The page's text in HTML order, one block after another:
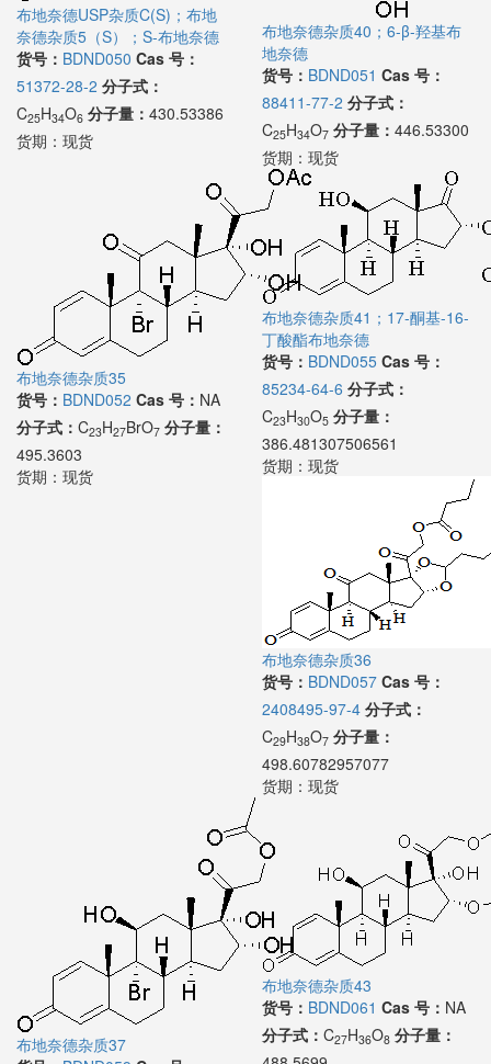
布地奈德USP杂质C(S)；布地
奈德杂质5（S）；S-布地奈德
货号： BDND050 Cas 号：
51372-28-2 分子式：
C25H34O6 分子量： 430.53386
货期： 现货
布地奈德杂质40；6-β-羟基布
地奈德
货号： BDND051 Cas 号：
88411-77-2 分子式：
C25H34O7 分子量： 446.53300
货期： 现货
布地奈德杂质35
货号： BDND052 Cas 号： NA
分子式： C23H27BrO7 分子量：
495.3603
货期： 现货
布地奈德杂质41；17-酮基-16-
丁酸酯布地奈德
货号： BDND055 Cas 号：
85234-64-6 分子式：
C23H30O5 分子量：
386.481307506561
货期： 现货
布地奈德杂质36
货号： BDND057 Cas 号：
2408495-97-4 分子式：
C29H38O7 分子量：
498.60782957077
货期： 现货
布地奈德杂质37
布地奈德杂质43
货号： BDND061 Cas 号： NA
分子式： C27H36O8 分子量：